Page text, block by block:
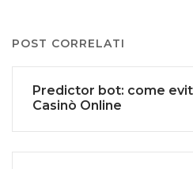
POST CORRELATI
Predictor bot: come
Casinò Online